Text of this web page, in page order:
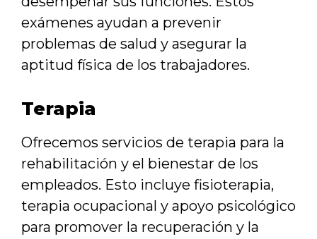
exámenes ayudan a prevenir
problemas de salud y asegurar la
aptitud física de los trabajadores.
Terapia
Ofrecemos servicios de terapia para la
rehabilitación y el bienestar de los
empleados. Esto incluye fisioterapia,
terapia ocupacional y apoyo psicológico
para promover la recuperación y la